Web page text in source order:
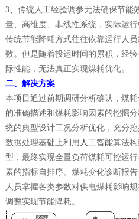
3、传统人工经验调参无法确保节能
量、高维度、非线性系统，实际运
传统节能降耗方式往往依靠运行人
数。但是随着投运时间的累积，经
际性能，无法真正实现煤耗优化。
二、解决方案
本项目通过前期调研分析确认，煤
的准确描述和煤耗影响因素的挖掘
统的典型设计工况分析优化，充分
数据处理基础上利用 人工智能算法
型，最终实现全量负荷煤耗可控运
素的指标自排序、煤耗变化诊断报
人员掌握各类参数对供电煤耗影响
调整实现节能降耗。